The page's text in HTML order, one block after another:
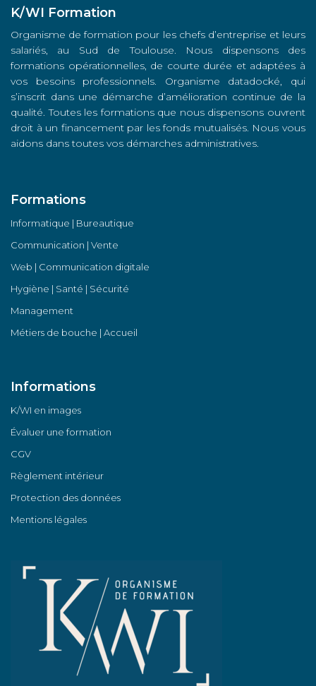
K/WI Formation
Organisme de formation pour les chefs d’entreprise et leurs
salariés, au Sud de Toulouse. Nous dispensons des
formations opérationnelles, de courte durée et adaptées à
vos besoins professionnels. Organisme datadocké, qui
s’inscrit dans une démarche d’amélioration continue de la
qualité. Toutes les formations que nous dispensons ouvrent
droit à un financement par les fonds mutualisés. Nous vous
aidons dans toutes vos démarches administratives.
Formations
Informatique | Bureautique
Communication | Vente
Web | Communication digitale
Hygiène | Santé | Sécurité
Management
Métiers de bouche | Accueil
Informations
K/WI en images
Évaluer une formation
CGV
Règlement intérieur
Protection des données
Mentions légales